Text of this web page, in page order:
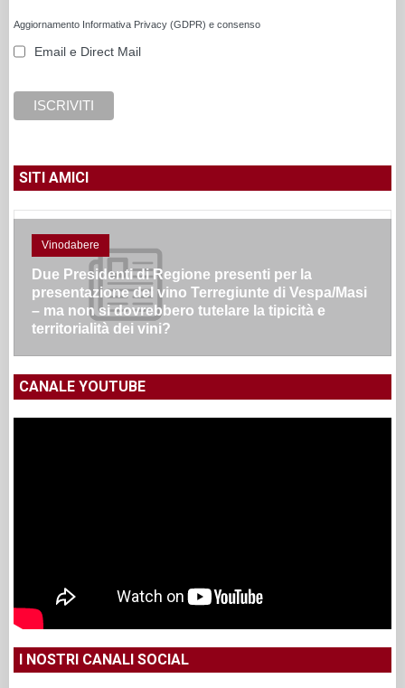
Aggiornamento Informativa Privacy (GDPR) e consenso
Email e Direct Mail
SITI AMICI
Vinodabere
Due Presidenti di Regione presenti per la
presentazione del vino Terregiunte di Vespa/Masi
– ma non si dovrebbero tutelare la tipicità e
territorialità dei vini?
CANALE YOUTUBE
I NOSTRI CANALI SOCIAL